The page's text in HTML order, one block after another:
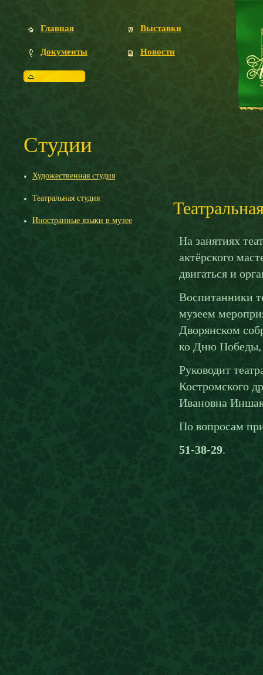
Главная
Документы
Посетителям
Выставки
Новости
Студии
Художественная студия
Театральная студия
Иностранные языки в музее
На занятиях
актёрского
двигаться и
Воспитанники
музеем
Дворянском
ко Дню Победы,
Руководит
Костромского
Ивановна
По вопросам
51-38-29.